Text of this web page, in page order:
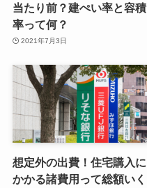
当たり前？建ぺい率と容積
率って何？
2021年7月3日
想定外の出費！住宅購入に
かかる諸費用って総額いく